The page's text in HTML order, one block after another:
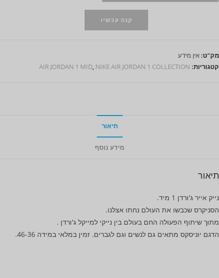
קנה עכשיו
מק"ט: אין מידע
קטגוריות:
AIR JORDAN 1 MID, NIKE AIR JORDAN 1 COLLECTION
תיאור
מידע נוסף
תיאור
נייק אייר ג'ורדן 1 מיד.
הסניקרס שכבשו את העולם נחתו אצלנו.
מתוך שיתוף הפעולה החם בעולם בין נייקי למייקל ג'ורדן .
הדגם יוניסקס מתאים גם לנשים וגם לגברים. זמין במלאי במידה 46-36.